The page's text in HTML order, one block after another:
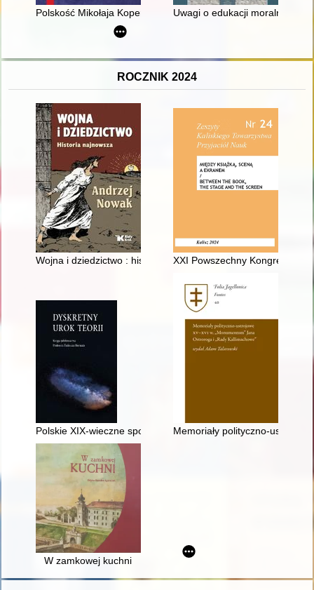
Polskość Mikołaja Kopernika z rodu ŚlązakaUwagi o edukacji moralnej
ROCZNIK 2024
Wojna i dziedzictwo : historia najnowszaXXI Powszechny Kongres
Polskie XIX-wieczne spojrzenie na włoską myśl polityczną
Memoriały polityczno-
W zamkowej kuchni